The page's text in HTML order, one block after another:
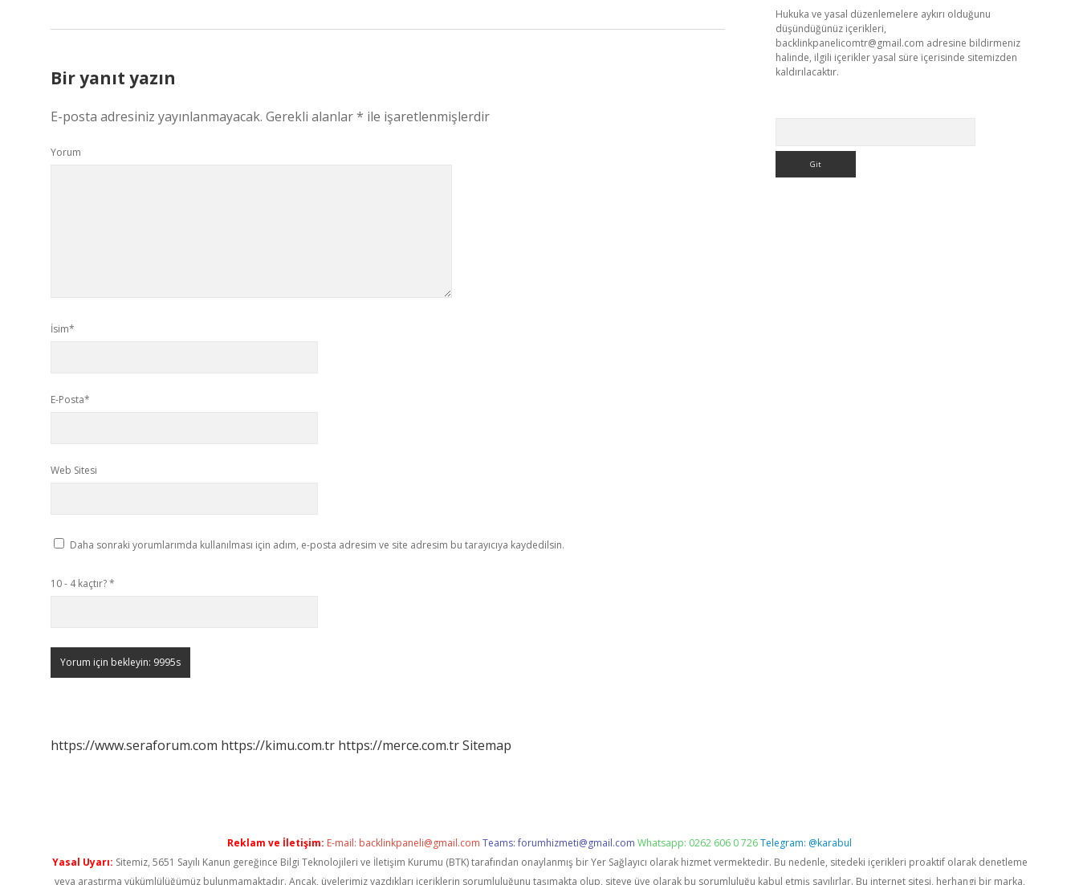
Bir yanıt yazın
E-posta adresiniz yayınlanmayacak. Gerekli alanlar* ile işaretlenmişlerdir
Yorum
İsim*
E-Posta*
Web Sitesi
Daha sonraki yorumlarımda kullanılması için adım, e-posta adresim ve site adresim bu tarayıcıya kaydedilsin.
10 - 4 kaçtır?*
https://www.seraforum.com https://kimu.com.tr https://merce.com.trSitemap
Hukuka ve yasal düzenlemelere aykırı olduğunu
düşündüğünüz içerikleri,
backlinkpanelicomtr@gmail.com adresine bildirmeniz
halinde, ilgili içerikler yasal süre içerisinde sitemizden
kaldırılacaktır.
Reklam ve İletişim: E-mail: backlinkpaneli@gmail.com Teams:forumhizmeti@gmail.com Whatsapp: 0262 606 0 726Telegram: @karabul
Yasal Uyarı: Sitemiz, 5651 Sayılı Kanun gereğince Bilgi Teknolojileri ve İletişim Kurumu (BTK) tarafından onaylanmış bir Yer Sağlayıcı olarak hizmet vermektedir. Bu nedenle, sitedeki içerikleri proaktif olarak denetleme
veya araştırma yükümlülüğümüz bulunmamaktadır. Ancak, üyelerimiz yazdıkları içeriklerin sorumluluğunu taşımakta olup, siteye üye olarak bu sorumluluğu kabul etmiş sayılırlar. Bu internet sitesi, herhangi bir marka,